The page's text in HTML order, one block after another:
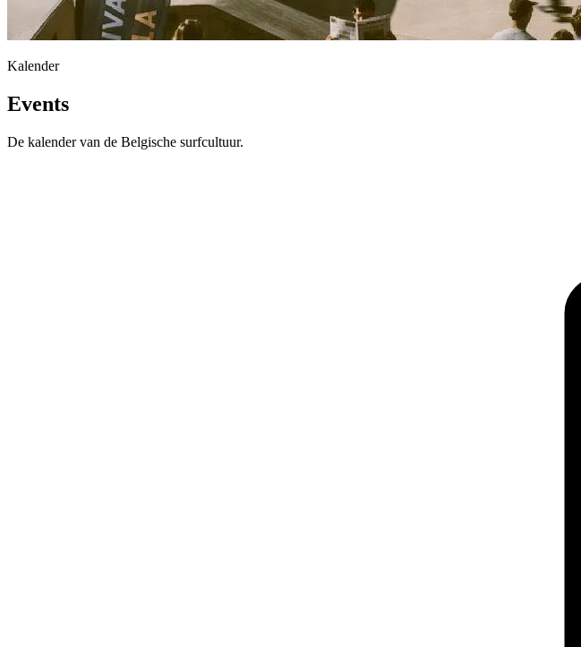
Kalender
Events
De kalender van de Belgische surfcultuur.